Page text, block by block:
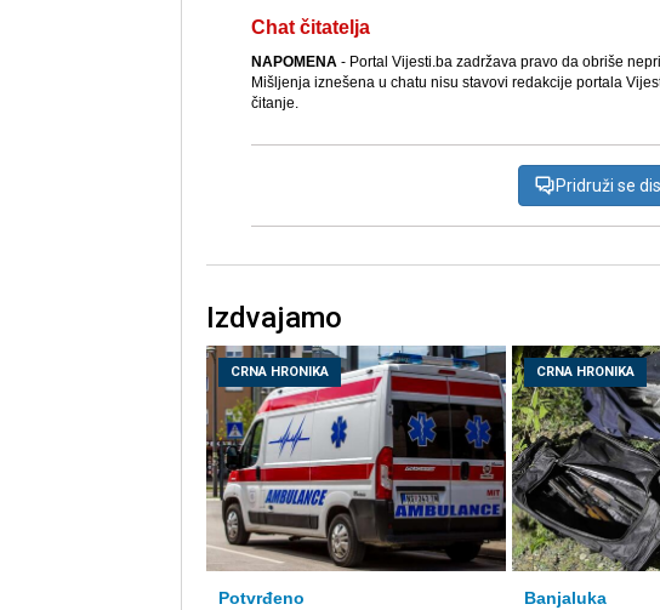
Chat čitatelja
NAPOMENA- Portal Vijesti.ba zadržava pravo da obriše
Mišljenja iznešena u chatu nisu stavovi redakcije portala
čitanje.
Pridruži se
Izdvajamo
CRNA HRONIKA
Potvrđeno
CRNA HRONIKA
Banjaluka